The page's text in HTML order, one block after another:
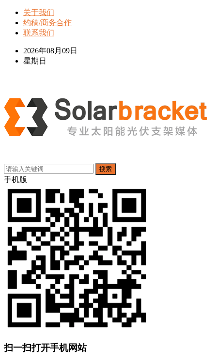
关于我们
约稿/商务合作
联系我们
2026年08月09日
星期日
搜索
手机版
扫一扫打开手机网站